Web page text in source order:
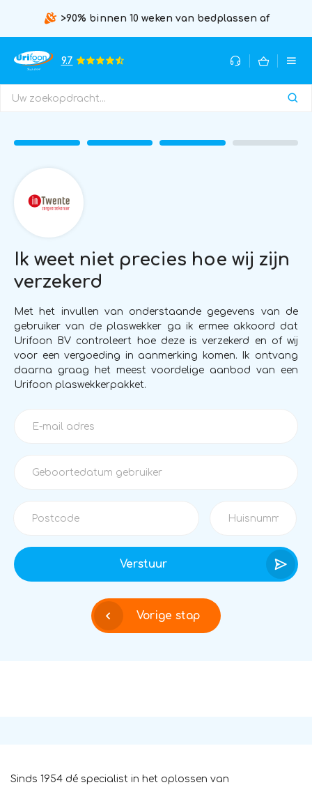
>90% binnen 10 weken van bedplassen af
9.7
Ik weet niet precies hoe wij zijn
verzekerd
Met het invullen van onderstaande gegevens van de
gebruiker van de plaswekker ga ik ermee akkoord dat
Urifoon BV controleert hoe deze is verzekerd en of wij
voor een vergoeding in aanmerking komen. Ik ontvang
daarna graag het meest voordelige aanbod van een
Urifoon plaswekkerpakket.
Verstuur
Vorige stap
Sinds 1954 dé specialist in het oplossen van